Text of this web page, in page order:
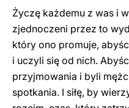
Życzę każdemu z was i
zjednoczeni przez to
który ono promuje,
i uczyli się od nich.
przyjmowania i byli
spotkania. I siłę, by